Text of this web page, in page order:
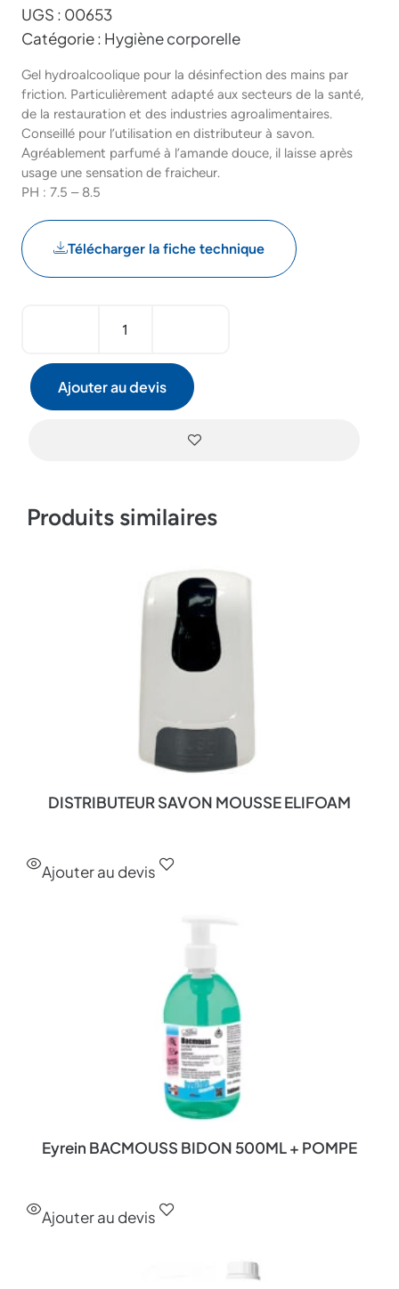
UGS : 00653
Catégorie : Hygiène corporelle
Gel hydroalcoolique pour la désinfection des mains par
friction. Particulièrement adapté aux secteurs de la santé,
de la restauration et des industries agroalimentaires.
Conseillé pour l’utilisation en distributeur à savon.
Agréablement parfumé à l’amande douce, il laisse après
usage une sensation de fraicheur.
PH : 7.5 – 8.5
Télécharger la fiche technique
Ajouter au devis
Produits similaires
DISTRIBUTEUR SAVON MOUSSE ELIFOAM
Ajouter au devis
Eyrein BACMOUSS BIDON 500ML + POMPE
Ajouter au devis